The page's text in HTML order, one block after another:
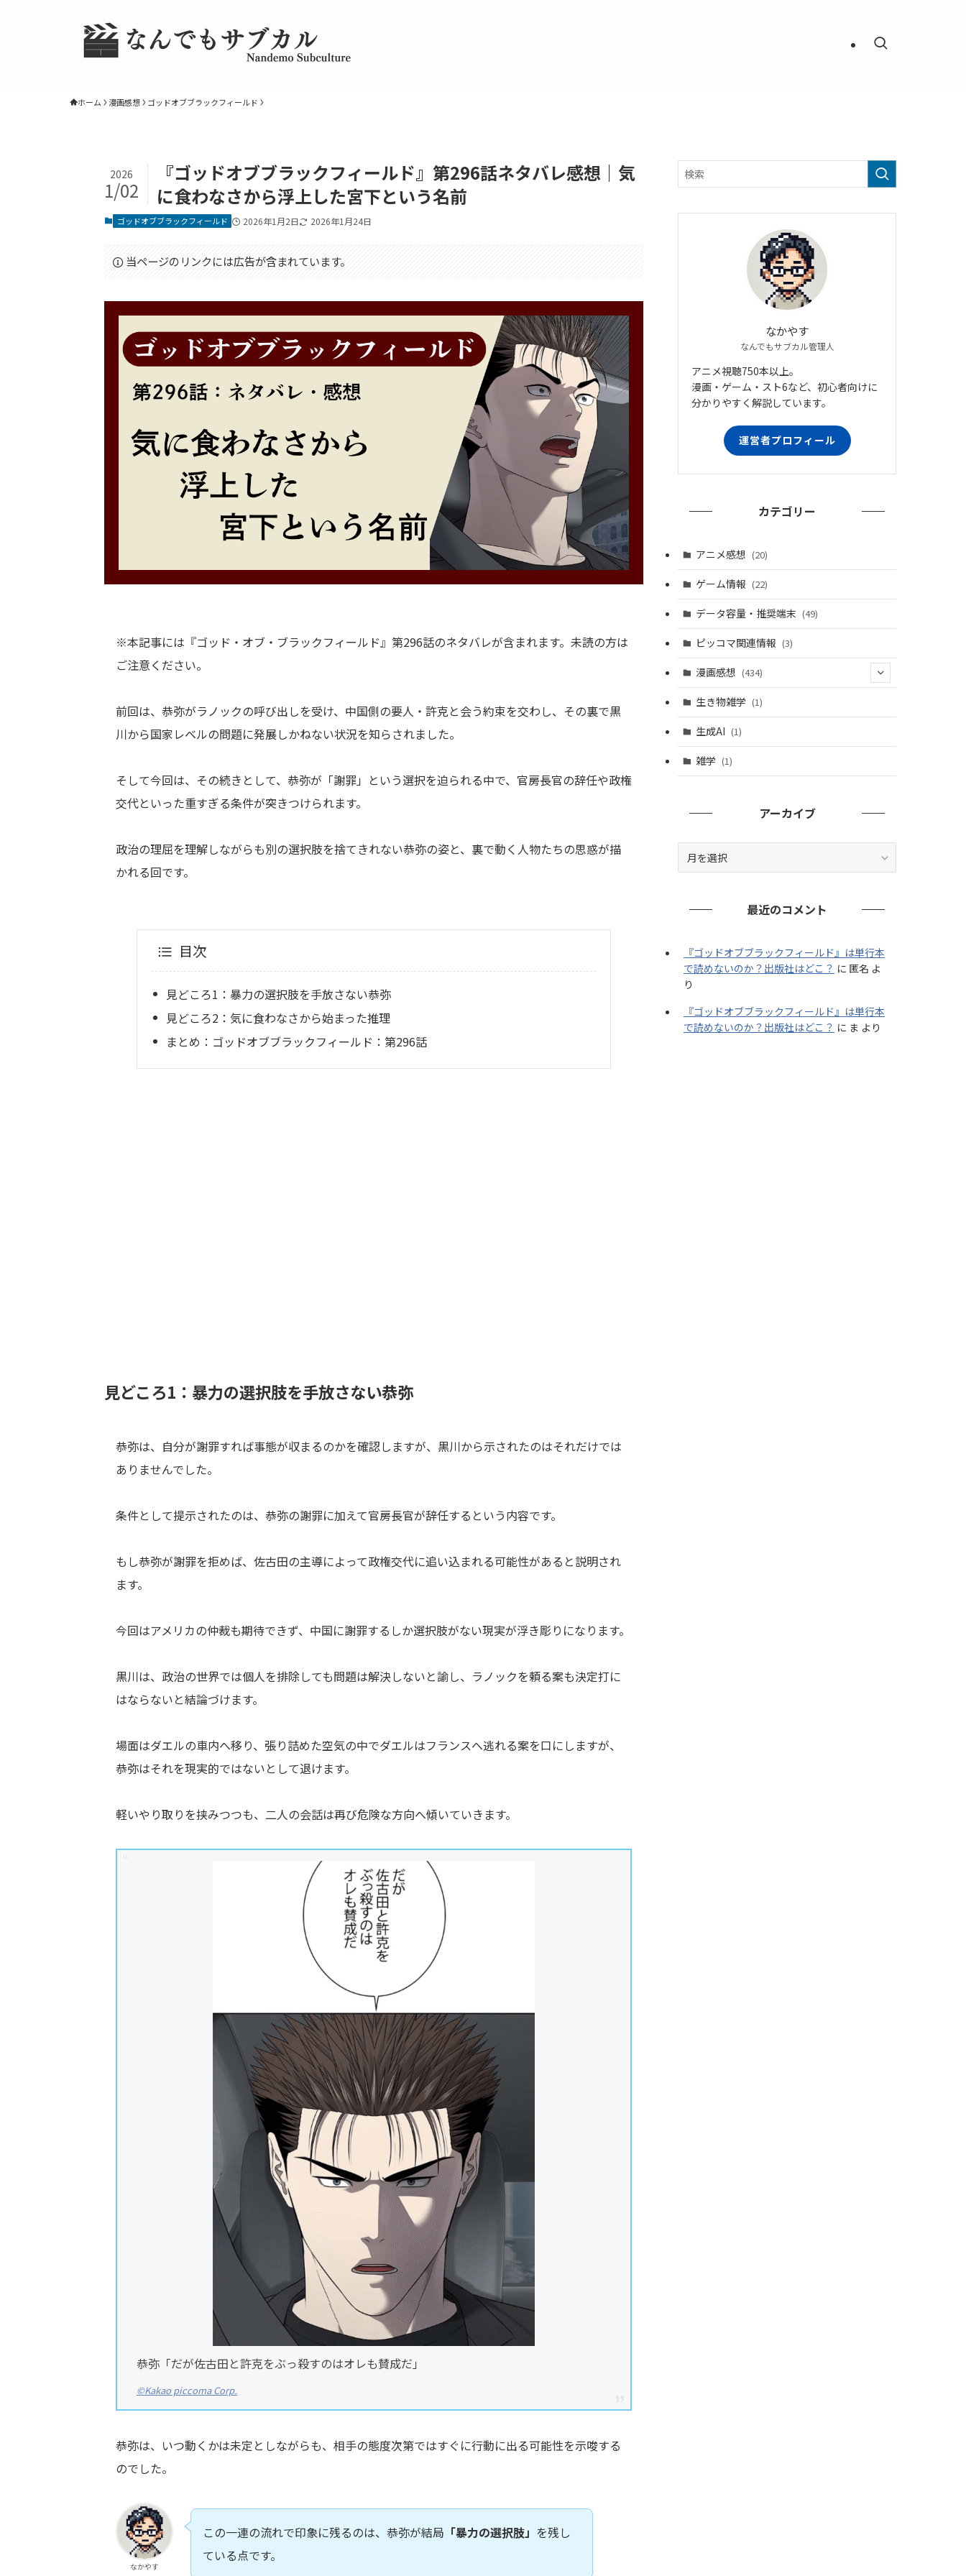
ホーム 漫画感想 ゴッドオブブラックフィールド
『ゴッドオブブラックフィールド』第296話ネタバレ感想｜気
に食わなさから浮上した宮下という名前
2026
1/02
ゴッドオブブラックフィールド 2026年1月2日 2026年1月24日
当ページのリンクには広告が含まれています。
※本記事には『ゴッド・オブ・ブラックフィールド』第296話のネタバレが含まれます。未読の方は
ご注意ください。
前回は、恭弥がラノックの呼び出しを受け、中国側の要人・許克と会う約束を交わし、その裏で黒
川から国家レベルの問題に発展しかねない状況を知らされました。
そして今回は、その続きとして、恭弥が「謝罪」という選択を迫られる中で、官房長官の辞任や政権
交代といった重すぎる条件が突きつけられます。
政治の理屈を理解しながらも別の選択肢を捨てきれない恭弥の姿と、裏で動く人物たちの思惑が描
かれる回です。
目次
見どころ1：暴力の選択肢を手放さない恭弥
見どころ2：気に食わなさから始まった推理
まとめ：ゴッドオブブラックフィールド：第296話
見どころ1：暴力の選択肢を手放さない恭弥
恭弥は、自分が謝罪すれば事態が収まるのかを確認しますが、黒川から示されたのはそれだけでは
ありませんでした。
条件として提示されたのは、恭弥の謝罪に加えて官房長官が辞任するという内容です。
もし恭弥が謝罪を拒めば、佐古田の主導によって政権交代に追い込まれる可能性があると説明され
ます。
今回はアメリカの仲裁も期待できず、中国に謝罪するしか選択肢がない現実が浮き彫りになります。
黒川は、政治の世界では個人を排除しても問題は解決しないと諭し、ラノックを頼る案も決定打に
はならないと結論づけます。
場面はダエルの車内へ移り、張り詰めた空気の中でダエルはフランスへ逃れる案を口にしますが、
恭弥はそれを現実的ではないとして退けます。
軽いやり取りを挟みつつも、二人の会話は再び危険な方向へ傾いていきます。
恭弥「だが佐古田と許克をぶっ殺すのはオレも賛成だ」
©Kakao piccoma Corp.
恭弥は、いつ動くかは未定としながらも、相手の態度次第ではすぐに行動に出る可能性を示唆する
のでした。
なかやす
この一連の流れで印象に残るのは、恭弥が結局 「暴力の選択肢」 を残し
ている点です。
なかやす
なんでもサブカル管理人
アニメ視聴750本以上。
漫画・ゲーム・スト6など、初心者向けに
分かりやすく解説しています。
運営者プロフィール
カテゴリー
アニメ感想 (20)
ゲーム情報 (22)
データ容量・推奨端末 (49)
ピッコマ関連情報 (3)
漫画感想 (434)
(20)
生き物雑学 (1)
生成AI (1)
雑学 (1)
アーカイブ
最近のコメント
『ゴッドオブブラックフィールド』は単行本
で読めないのか？出版社はどこ？ に 匿名 よ
り
『ゴッドオブブラックフィールド』は単行本
で読めないのか？出版社はどこ？ に ま より